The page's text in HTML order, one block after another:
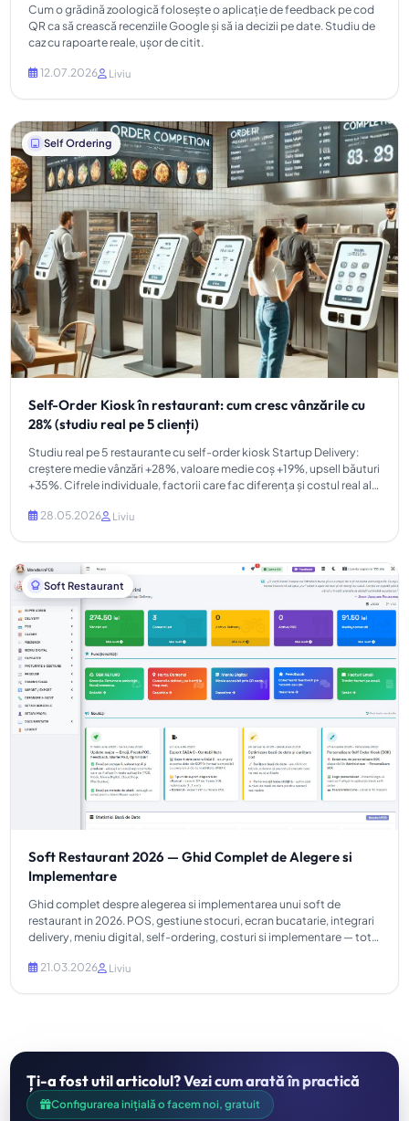
Cum o grădină zoologică folosește o aplicație de feedback pe cod
QR ca să crească recenziile Google și să ia decizii pe date. Studiu de
caz cu rapoarte reale, ușor de citit.
12.07.2026 Liviu
Self Ordering
Self-Order Kiosk în restaurant: cum cresc vânzările cu
28% (studiu real pe 5 clienți)
Studiu real pe 5 restaurante cu self-order kiosk Startup Delivery:
creștere medie vânzări +28%, valoare medie coș +19%, upsell băuturi
+35%. Cifrele individuale, factorii care fac diferența și costul real al
28.05.2026 Liviu
Soft Restaurant
Soft Restaurant 2026 — Ghid Complet de Alegere si
Implementare
Ghid complet despre alegerea si implementarea unui soft de
restaurant in 2026. POS, gestiune stocuri, ecran bucatarie, integrari
delivery, meniu digital, self-ordering, costuri si implementare — totul
21.03.2026 Liviu
Ți-a fost util articolul? Vezi cum arată în practică
Configurarea inițială o facem noi, gratuit